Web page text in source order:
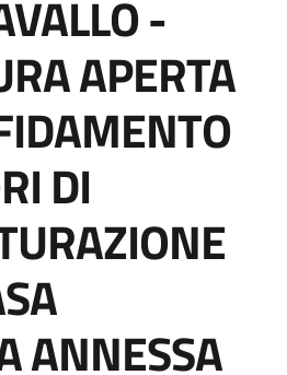
-
APERTA
DI
ANNESSA